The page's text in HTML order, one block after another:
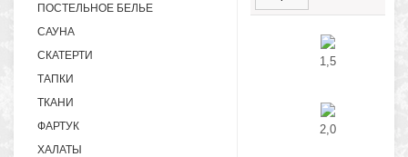
ПОСТЕЛЬНОЕ БЕЛЬЕ
САУНА
СКАТЕРТИ
ТАПКИ
ТКАНИ
ФАРТУК
ХАЛАТЫ
1,5
2,0